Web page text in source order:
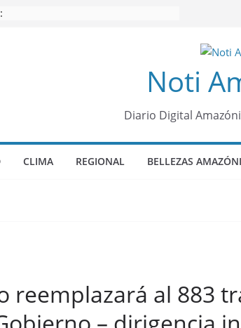
Noti
Diario Digital
CLIMA REGIONAL BELLEZAS
reemplazará al 883